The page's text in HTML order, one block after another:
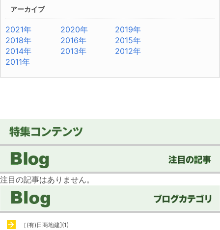
アーカイブ
2021年 2020年
2019年
2018年
2016年
2015年
2014年
2013年
2012年
2011年
注目の記事はありません。
［(有)日商地建](1)